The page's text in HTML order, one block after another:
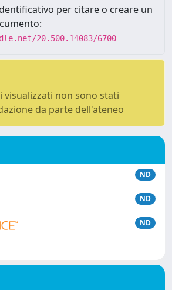
per citare o creare un
20.500.14083/6700
visualizzati non sono stati
da parte dell'ateneo
ND
ND
ND